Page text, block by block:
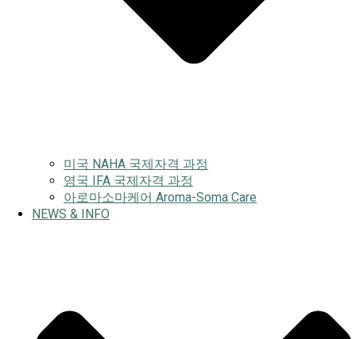
미국 NAHA 국제자격 과정
영국 IFA 국제자격 과정
아로마소마케어 Aroma-Soma Care
NEWS & INFO